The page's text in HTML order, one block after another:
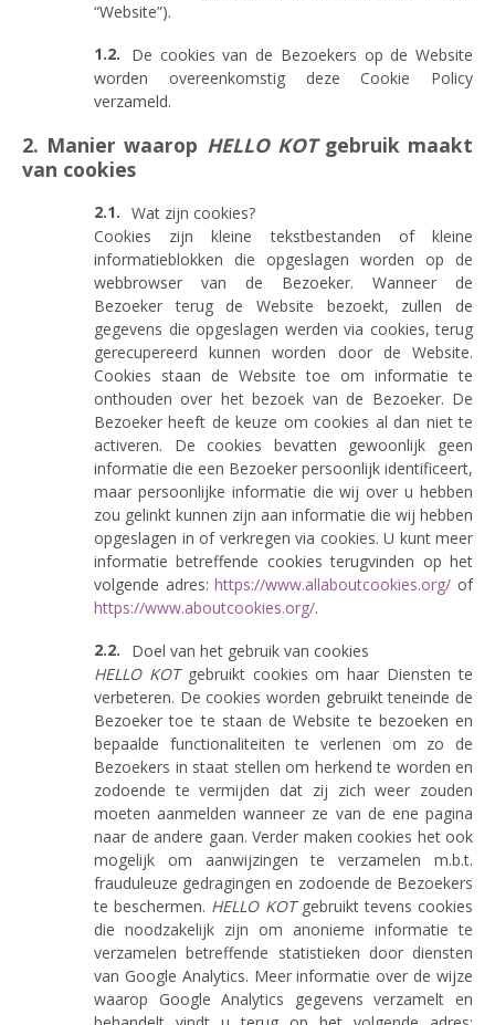
“Website”).
De cookies van de Bezoekers op de Website
worden overeenkomstig deze Cookie Policy
verzameld.
2. Manier waarop HELLO KOTgebruik maakt
van cookies
Wat zijn cookies?
Cookies zijn kleine tekstbestanden of kleine
informatieblokken die opgeslagen worden op de
webbrowser van de Bezoeker. Wanneer de
Bezoeker terug de Website bezoekt, zullen de
gegevens die opgeslagen werden via cookies, terug
gerecupereerd kunnen worden door de Website.
Cookies staan de Website toe om informatie te
onthouden over het bezoek van de Bezoeker. De
Bezoeker heeft de keuze om cookies al dan niet te
activeren. De cookies bevatten gewoonlijk geen
informatie die een Bezoeker persoonlijk identificeert,
maar persoonlijke informatie die wij over u hebben
zou gelinkt kunnen zijn aan informatie die wij hebben
opgeslagen in of verkregen via cookies. U kunt meer
informatie betreffende cookies terugvinden op het
volgende adres:https://www.allaboutcookies.org/ of
https://www.aboutcookies.org/.
Doel van het gebruik van cookies
HELLO KOTgebruikt cookies om haar Diensten te
verbeteren. De cookies worden gebruikt teneinde de
Bezoeker toe te staan de Website te bezoeken en
bepaalde functionaliteiten te verlenen om zo de
Bezoekers in staat stellen om herkend te worden en
zodoende te vermijden dat zij zich weer zouden
moeten aanmelden wanneer ze van de ene pagina
naar de andere gaan. Verder maken cookies het ook
mogelijk om aanwijzingen te verzamelen m.b.t.
frauduleuze gedragingen en zodoende de Bezoekers
te beschermen. HELLO KOTgebruikt tevens cookies
die noodzakelijk zijn om anonieme informatie te
verzamelen betreffende statistieken door diensten
van Google Analytics. Meer informatie over de wijze
waarop Google Analytics gegevens verzamelt en